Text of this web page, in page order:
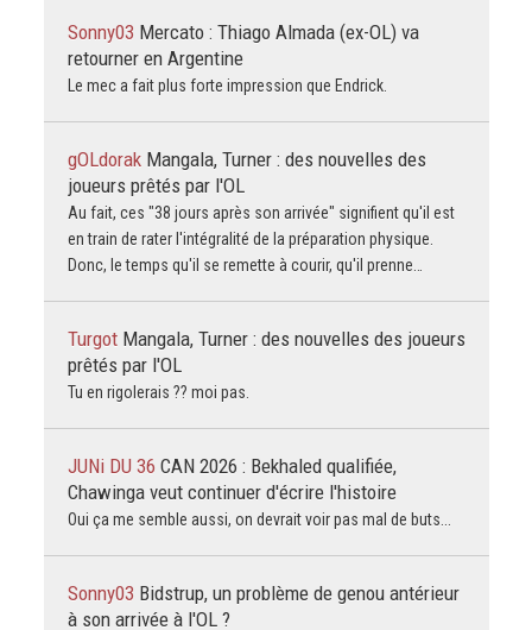
Sonny03 Mercato : Thiago Almada (ex-OL) va
retourner en Argentine
Le mec a fait plus forte impression que Endrick.
gOLdorak Mangala, Turner : des nouvelles des
joueurs prêtés par l'OL
Au fait, ces "38 jours après son arrivée" signifient qu'il est
en train de rater l'intégralité de la préparation physique.
Donc, le temps qu'il se remette à courir, qu'il prenne…
Turgot Mangala, Turner : des nouvelles des joueurs
prêtés par l'OL
Tu en rigolerais ?? moi pas.
JUNi DU 36 CAN 2026 : Bekhaled qualifiée,
Chawinga veut continuer d'écrire l'histoire
Oui ça me semble aussi, on devrait voir pas mal de buts...
Sonny03 Bidstrup, un problème de genou antérieur
à son arrivée à l'OL ?